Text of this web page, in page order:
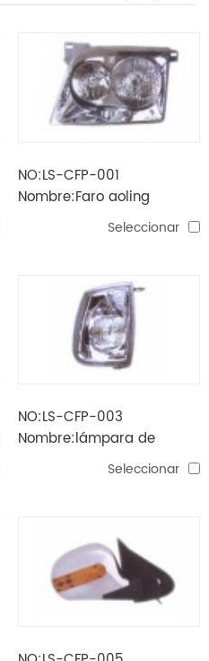
NO:LS-CFP-001
Nombre:Faro aoling
Seleccionar
NO:LS-CFP-003
Nombre:lámpara de
esquina Aoling (amarilla,
Seleccionar